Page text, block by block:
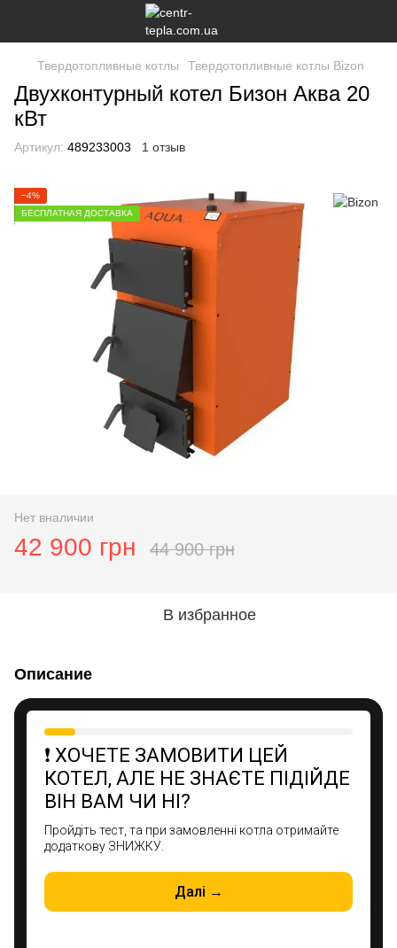
Твердотопливные котлы Твердотопливные котлы Bizon
Двухконтурный котел Бизон Аква 20
кВт
Артикул: 489233003 1 отзыв
−4%
БЕСПЛАТНАЯ ДОСТАВКА
Нет вналичии
42 900 грн 44 900 грн
В избранное
Описание